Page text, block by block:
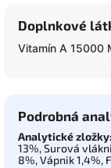
Doplnkové
Vitamín A 15000
Podrobná
Analytické zložky:
13%, Surová
8%, Vápnik 1,4%,